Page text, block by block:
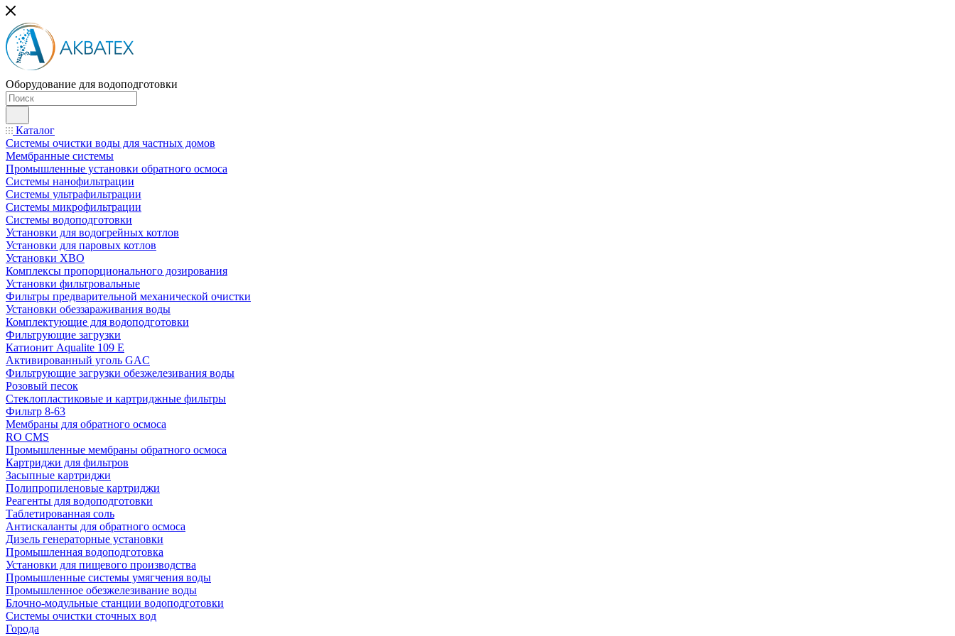
Оборудование для водоподготовки
Каталог
Системы очистки воды для частных домов
Мембранные системы
Промышленные установки обратного осмоса
Системы нанофильтрации
Системы ультрафильтрации
Системы микрофильтрации
Системы водоподготовки
Установки для водогрейных котлов
Установки для паровых котлов
Установки ХВО
Комплексы пропорционального дозирования
Установки фильтровальные
Фильтры предварительной механической очистки
Установки обеззараживания воды
Комплектующие для водоподготовки
Фильтрующие загрузки
Катионит Aqualite 109 E
Активированный уголь GAC
Фильтрующие загрузки обезжелезивания воды
Розовый песок
Стеклопластиковые и картриджные фильтры
Фильтр 8-63
Мембраны для обратного осмоса
RO CMS
Промышленные мембраны обратного осмоса
Картриджи для фильтров
Засыпные картриджи
Полипропиленовые картриджи
Реагенты для водоподготовки
Таблетированная соль
Антискаланты для обратного осмоса
Дизель генераторные установки
Промышленная водоподготовка
Установки для пищевого производства
Промышленные системы умягчения воды
Промышленное обезжелезивание воды
Блочно-модульные станции водоподготовки
Системы очистки сточных вод
Города